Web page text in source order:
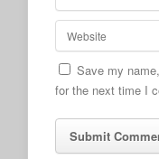
Save my
for the next time I